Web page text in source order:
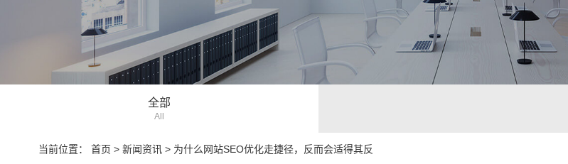
全部
All
当前位置： 首页 > 新闻资讯> 为什么网站SEO优化走捷径，反而会适得其反